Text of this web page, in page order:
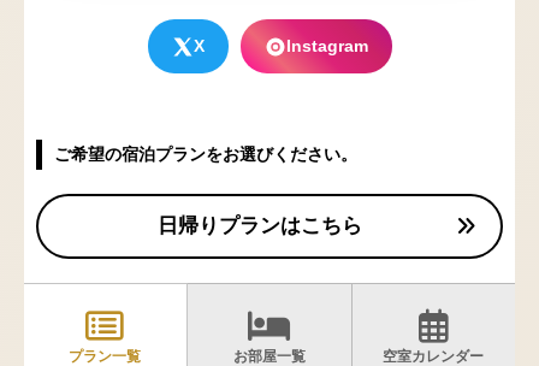
X Instagram
ご希望の宿泊プランをお選びください。
日帰りプランはこちら
プラン一覧 お部屋一覧 空室カレンダー